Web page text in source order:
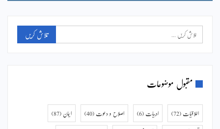
مقبول موضوعات
اخلاقیات (72) ادبیات (6) اصلاح و دعوت (40) ایمان (87)